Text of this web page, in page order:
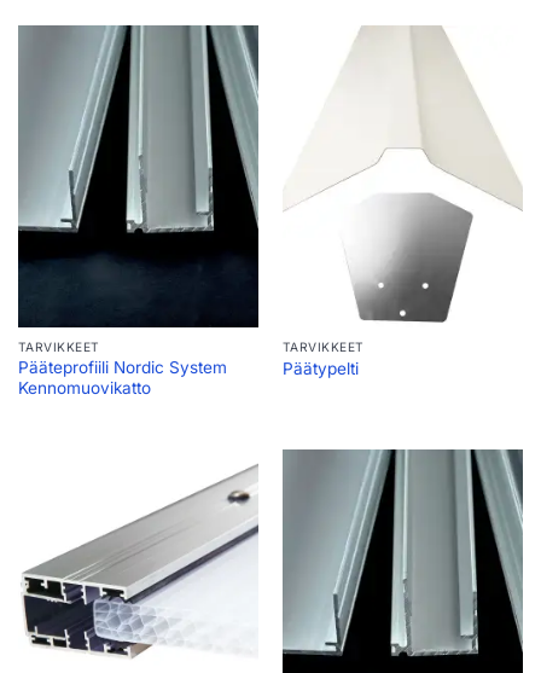
TARVIKKEET
Pääteprofiili Nordic System
Kennomuovikatto
TARVIKKEET
Päätypelti